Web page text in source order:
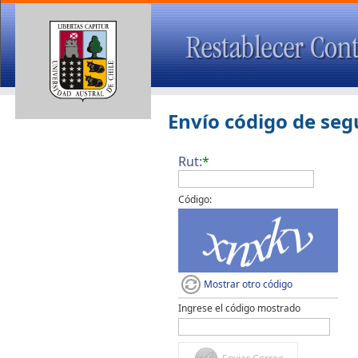
Envío código de
Rut:*
Código:
Mostrar otro código
Ingrese el código mostrado